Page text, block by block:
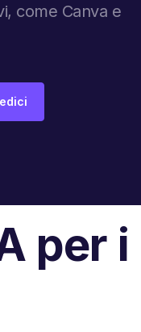
come Canva e
per i